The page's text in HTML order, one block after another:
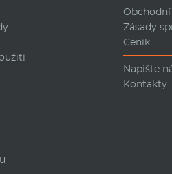
Zásady
Ceník
Napište
Kontakty